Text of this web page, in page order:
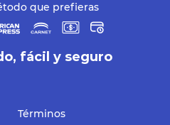
que prefieras
fácil y seguro
Términos